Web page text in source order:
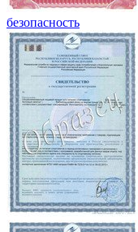
безопасность